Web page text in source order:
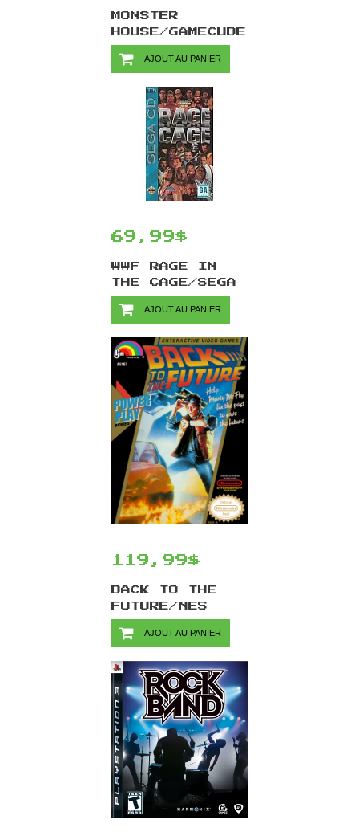
MONSTER
HOUSE/GAMECUBE
AJOUT AU PANIER
69,99$
WWF RAGE IN
THE CAGE/SEGA
CD
AJOUT AU PANIER
119,99$
BACK TO THE
FUTURE/NES
AJOUT AU PANIER